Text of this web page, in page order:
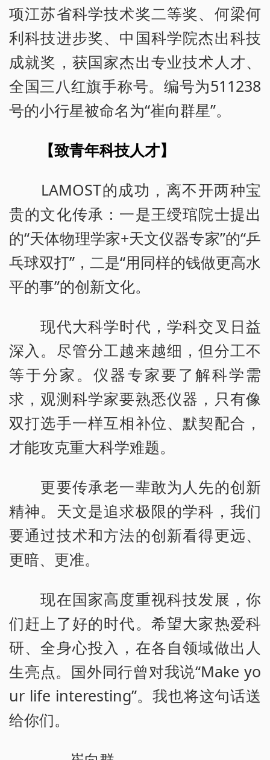
项江苏省科学技术奖二等奖、何梁何
利科技进步奖、中国科学院杰出科技
成就奖，获国家杰出专业技术人才、
全国三八红旗手称号。编号为511238
号的小行星被命名为“崔向群星”。
【致青年科技人才】
LAMOST的成功，离不开两种宝
贵的文化传承：一是王绶琯院士提出
的“天体物理学家+天文仪器专家”的“乒
乓球双打”，二是“用同样的钱做更高水
平的事”的创新文化。
现代大科学时代，学科交叉日益
深入。尽管分工越来越细，但分工不
等于分家。仪器专家要了解科学需
求，观测科学家要熟悉仪器，只有像
双打选手一样互相补位、默契配合，
才能攻克重大科学难题。
更要传承老一辈敢为人先的创新
精神。天文是追求极限的学科，我们
要通过技术和方法的创新看得更远、
更暗、更准。
现在国家高度重视科技发展，你
们赶上了好的时代。希望大家热爱科
研、全身心投入，在各自领域做出人
生亮点。国外同行曾对我说“Make yo
ur life interesting”。我也将这句话送
给你们。